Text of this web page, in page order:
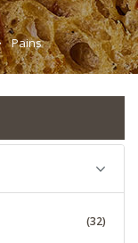
Pains
(32)